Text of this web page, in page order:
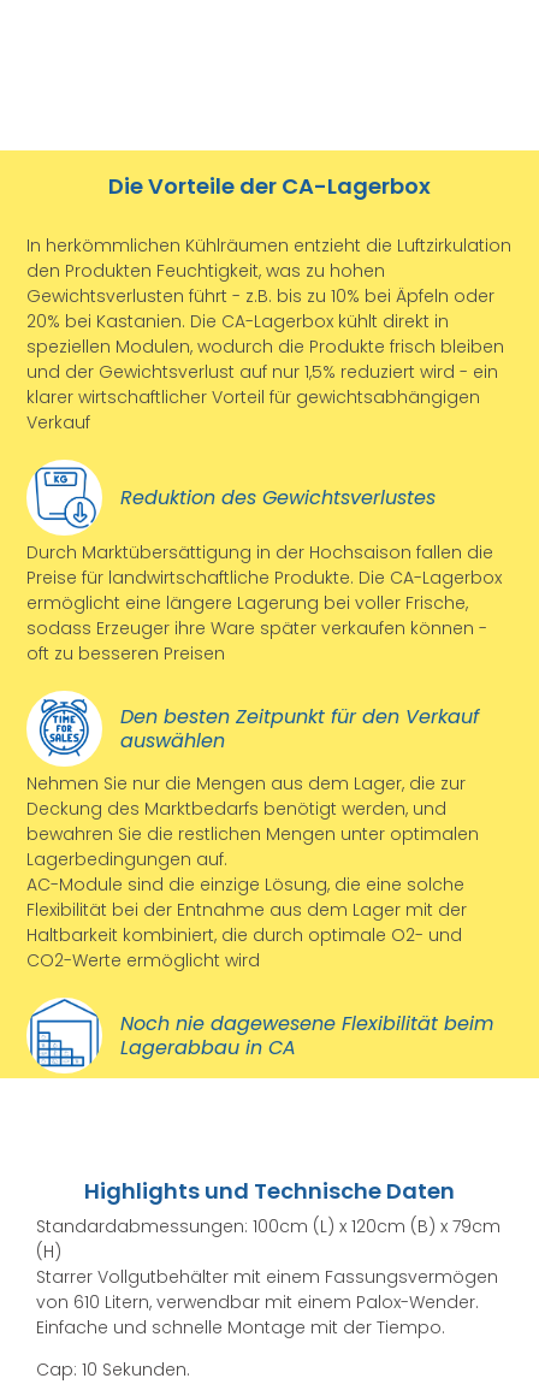
Die Vorteile der CA-Lagerbox
In herkömmlichen Kühlräumen entzieht die Luftzirkulation
den Produkten Feuchtigkeit, was zu hohen
Gewichtsverlusten führt - z.B. bis zu 10% bei Äpfeln oder
20% bei Kastanien. Die CA-Lagerbox kühlt direkt in
speziellen Modulen, wodurch die Produkte frisch bleiben
und der Gewichtsverlust auf nur 1,5% reduziert wird - ein
klarer wirtschaftlicher Vorteil für gewichtsabhängigen
Verkauf
Reduktion des Gewichtsverlustes
Durch Marktübersättigung in der Hochsaison fallen die
Preise für landwirtschaftliche Produkte. Die CA-Lagerbox
ermöglicht eine längere Lagerung bei voller Frische,
sodass Erzeuger ihre Ware später verkaufen können -
oft zu besseren Preisen
Den besten Zeitpunkt für den Verkauf
auswählen
Nehmen Sie nur die Mengen aus dem Lager, die zur
Deckung des Marktbedarfs benötigt werden, und
bewahren Sie die restlichen Mengen unter optimalen
Lagerbedingungen auf.
AC-Module sind die einzige Lösung, die eine solche
Flexibilität bei der Entnahme aus dem Lager mit der
Haltbarkeit kombiniert, die durch optimale O2- und
CO2-Werte ermöglicht wird
Noch nie dagewesene Flexibilität beim
Lagerabbau in CA
Highlights und Technische Daten
Standardabmessungen: 100cm (L) x 120cm (B) x 79cm
(H)
Starrer Vollgutbehälter mit einem Fassungsvermögen
von 610 Litern, verwendbar mit einem Palox-Wender.
Einfache und schnelle Montage mit der Tiempo.
Cap: 10 Sekunden.